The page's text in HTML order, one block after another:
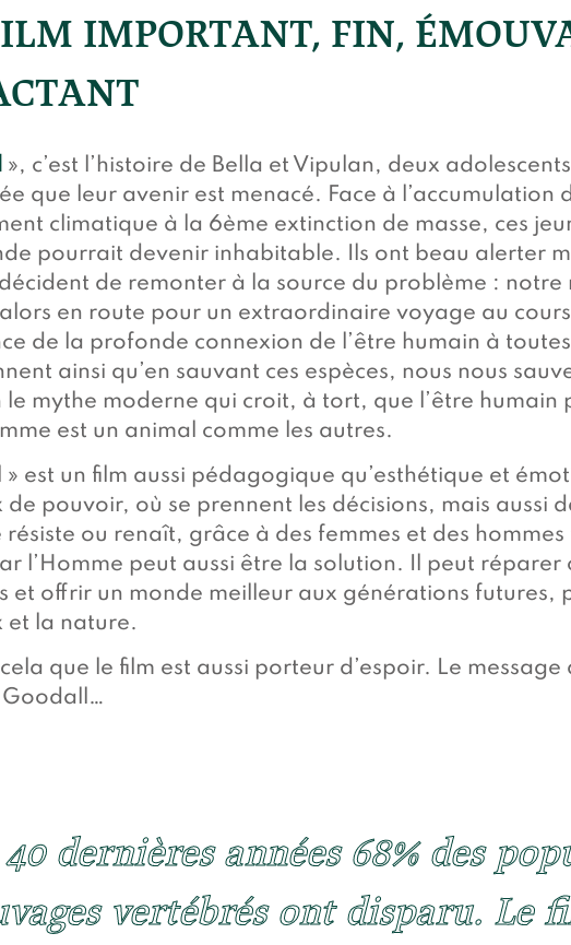
IMPORTANT, FIN,
», c’est l’histoire de Bella et Vipulan, deux
que leur avenir est menacé. Face à l’accumulation
climatique à la 6ème extinction de masse, ces
pourrait devenir inhabitable. Ils ont beau alerter
de remonter à la source du problème :
en route pour un extraordinaire voyage au
de la profonde connexion de l’être humain à
ainsi qu’en sauvant ces espèces, nous nous
le mythe moderne qui croit, à tort, que l’être humain
est un animal comme les autres.
» est un film aussi pédagogique qu’esthétique et
de pouvoir, où se prennent les décisions, mais aussi
résiste ou renaît, grâce à des femmes et des
l’Homme peut aussi être la solution. Il peut réparer
et offrir un monde meilleur aux générations futures,
et la nature.
cela que le film est aussi porteur d’espoir. Le
Goodall…
40 dernières années 68% des
vertébrés ont disparu. Le